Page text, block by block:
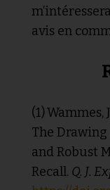
avis en
(1)Wammes,
The Drawing
and Robust
Recall. Q. J.